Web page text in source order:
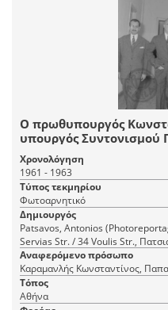
Ο πρωθυπουργός
υπουργός
Χρονολόγηση
1961 - 1963
Τύπος τεκμηρίου
Φωτοαρνητικό
Δημιουργός
Patsavos, Antonios (Photoreportage ΜΙΝΙΟΝ)
Servias Str. / 34 Voulis Str.,
ΜΙΝΙΟΝ) Αθήνα, Καραγεώργη
Αναφερόμενο πρόσωπο
Καραμανλής Κωνσταντίνος,
Τόπος
Αθήνα